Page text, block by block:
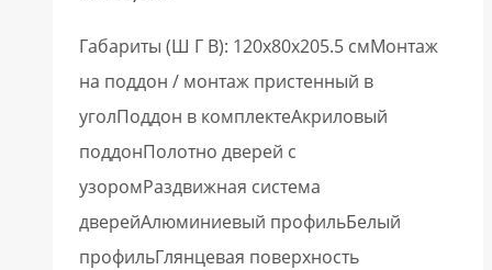
Габариты (Ш Г В): 120x80x205.5 смМонтаж
на поддон / монтаж пристенный в
уголПоддон в комплектеАкриловый
поддонПолотно дверей с
узоромРаздвижная система
дверейАлюминиевый профильБелый
профильГлянцевая поверхность